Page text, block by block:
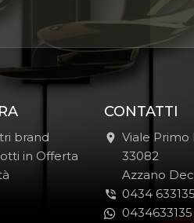
brand
in Offerta
CONTATTI
Viale Primo
-
33082
-
Azzano
0434 633135
0434633135